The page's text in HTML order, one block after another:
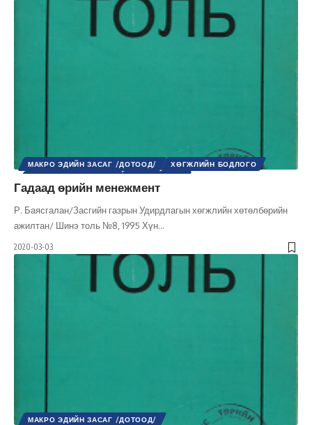
МАКРО ЭДИЙН ЗАСАГ /ДОТООД/
ХӨГЖЛИЙН БОДЛОГО
Гадаад өрийн менежмент
Р. Баясгалан/Засгийн газрын Удирдлагын хөгжлийн хөтөлбөрийн
ажилтан/ Шинэ толь №8, 1995 Хүн…
2020-03-03
МАКРО ЭДИЙН ЗАСАГ /ДОТООД/